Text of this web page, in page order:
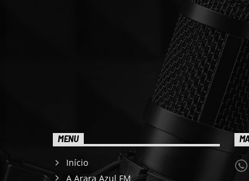
MENU
Início
A Arara Azul FM